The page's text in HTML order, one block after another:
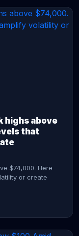
highs above
that
$74,000. Here
or create